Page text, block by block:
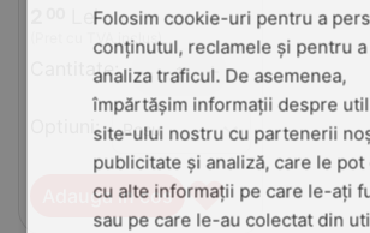
Lei
(Pret cu TVA inclus)
Cantitate: +
−
Optiuni:
Adauga in cos ♥
Folosim cookie-uri pentru a
conținutul, reclamele și pentru
analiza traficul. De asemenea,
împărtășim informații despre
site-ului nostru cu partenerii
publicitate și analiză, care le pot
cu alte informații pe care le-ați
sau pe care le-au colectat din